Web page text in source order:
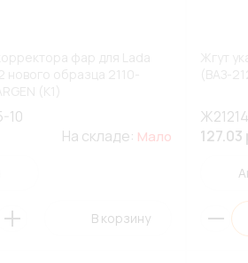
10
На складе: Мало
В корзину
127.03